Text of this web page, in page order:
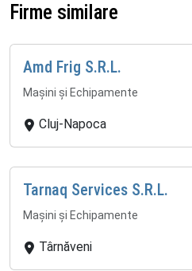
Firme similare
Amd Frig S.R.L.
Mașini și Echipamente
Cluj-Napoca
Tarnaq Services S.R.L.
Mașini și Echipamente
Târnăveni